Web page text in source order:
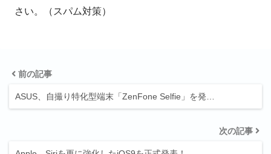
さい。（スパム対策）
前の記事
ASUS、自撮り特化型端末「ZenFone Selfie」を発…
次の記事